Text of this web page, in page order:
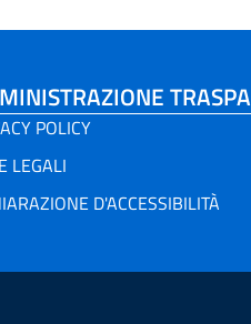
POLICY
LEGALI
D'ACCESSIBILITÀ